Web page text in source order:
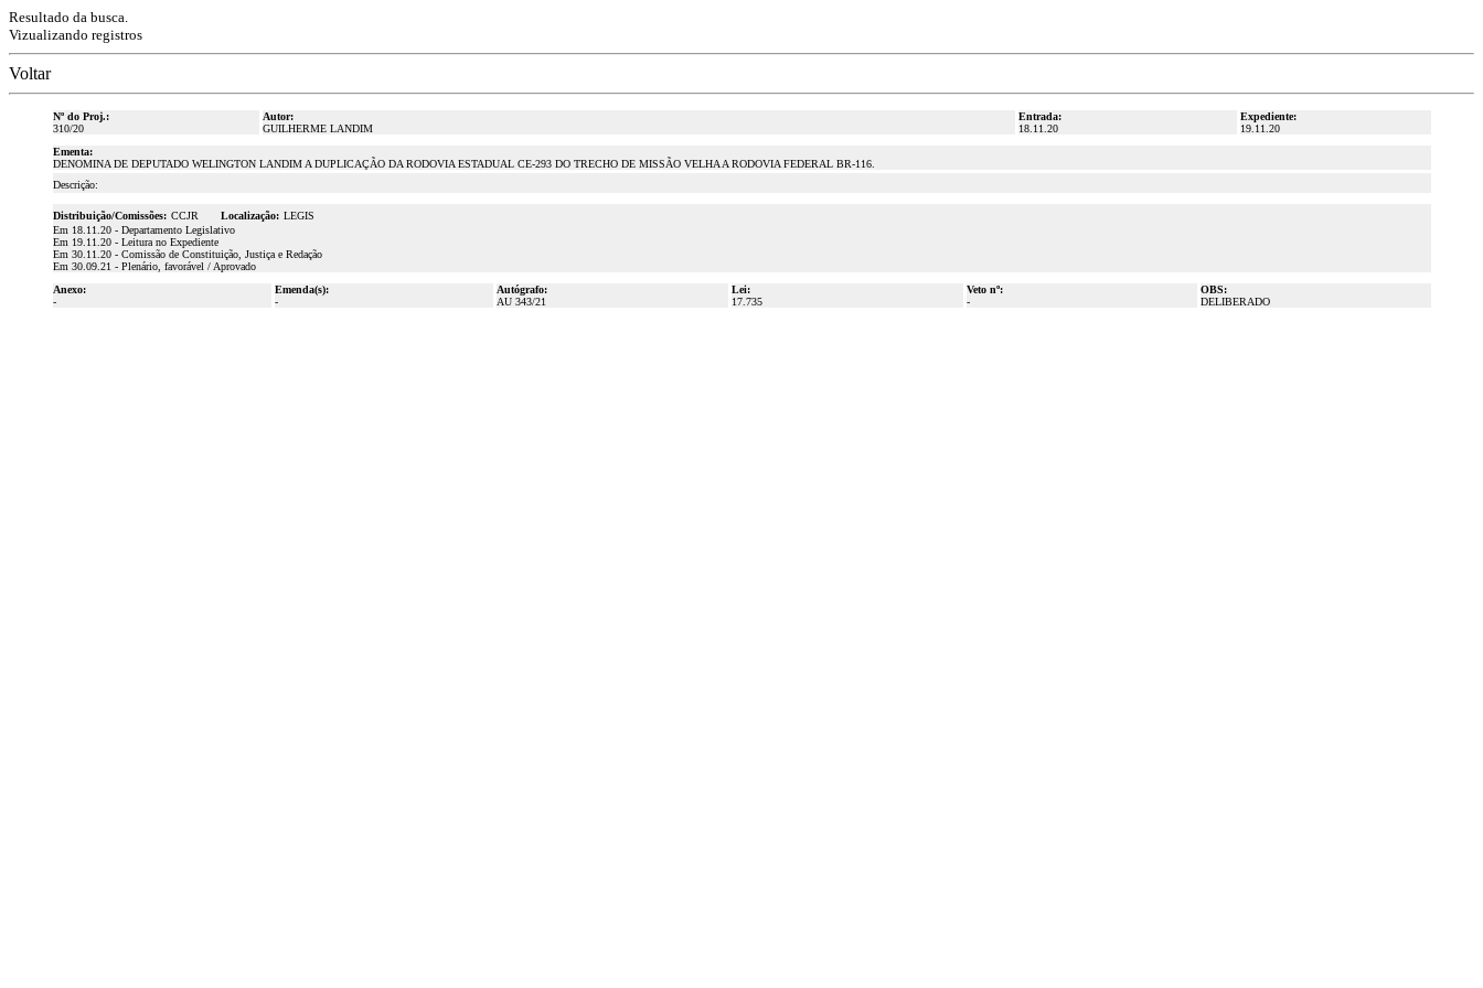
Resultado da busca.
Vizualizando registros
Voltar
Nº do Proj.:
310/20
Autor:
GUILHERME LANDIM
Entrada:
18.11.20
Expediente:
19.11.20
Ementa:
DENOMINA DE DEPUTADO WELINGTON LANDIM A DUPLICAÇÃO DA RODOVIA ESTADUAL CE-293 DO TRECHO DE MISSÃO VELHA A RODOVIA FEDERAL BR-116.
Descrição:
Distribuição/Comissões: CCJR Localização: LEGIS
Em 18.11.20 - Departamento Legislativo
Em 19.11.20 - Leitura no Expediente
Em 30.11.20 - Comissão de Constituição, Justiça e Redação
Em 30.09.21 - Plenário, favorável / Aprovado
Anexo:
-
Emenda(s):
-
Autógrafo:
AU 343/21
Lei:
17.735
Veto nº:
-
OBS:
DELIBERADO